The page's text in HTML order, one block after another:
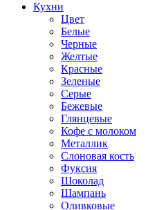
Кухни
Цвет
Белые
Черные
Желтые
Красные
Зеленые
Серые
Бежевые
Глянцевые
Кофе с молоком
Металлик
Слоновая кость
Фуксия
Шоколад
Шампань
Оливковые